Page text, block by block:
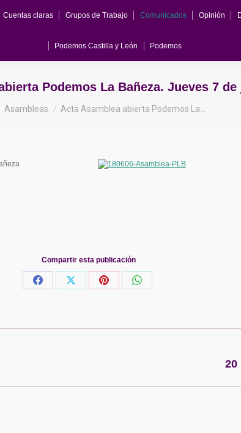
Cuentas claras Grupos de Trabajo Comunicados Opinión
Podemos Castilla y León Podemos
Podemos La Bañeza. Jueves 7
Asambleas Acta Asamblea abierta Podemos La…
Compartir esta publicación
Share
Share
Share
Share
20